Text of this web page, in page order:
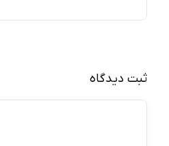
ثبت دیدگاه